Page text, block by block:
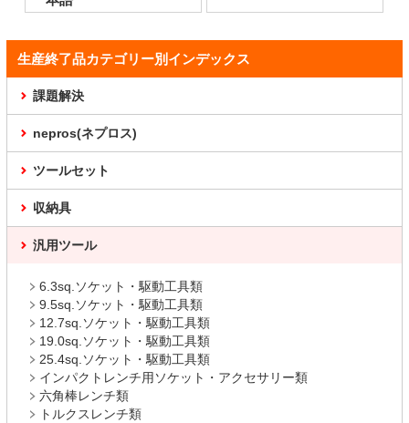
生産終了品カテゴリー別インデックス
課題解決
nepros(ネプロス)
ツールセット
収納具
汎用ツール
6.3sq.ソケット・駆動工具類
9.5sq.ソケット・駆動工具類
12.7sq.ソケット・駆動工具類
19.0sq.ソケット・駆動工具類
25.4sq.ソケット・駆動工具類
インパクトレンチ用ソケット・アクセサリー類
六角棒レンチ類
トルクスレンチ類